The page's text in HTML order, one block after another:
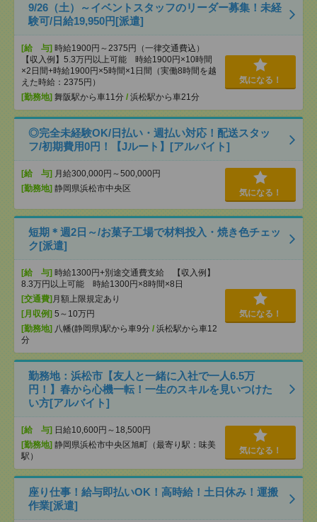
9/26（土）～イベントスタッフのリーダー募集！未経
験可/日給19,950円[派遣]
[給 与] 時給1900円～2375円（一律交通費込）
【収入例】5.3万円以上可能 時給1900円×10時間
×2日間+時給1900円×5時間×1日間（実働8時間を越
えた時給：2375円）
[勤務地] 舞阪駅から車11分 / 浜松駅から車21分
気になる！
◎完全未経験OK/日払い・週払い対応！配送スタッ
フ/初期費用0円！【Jルート】[アルバイト]
[給 与] 月給300,000円～500,000円
[勤務地] 静岡県浜松市中央区 気になる！
短期＊週2日～/お菓子工場で材料投入・焼き色チェッ
ク[派遣]
[給 与] 時給1300円+別途交通費支給 【収入例】
8.3万円以上可能 時給1300円×8時間×8日
[交通費]月額上限規定あり
[月収例] 5～10万円
[勤務地] 八幡(静岡県)駅から車9分 / 浜松駅から車12
分
気になる！
勤務地：浜松市【友人と一緒に入社で一人6.5万
円！】春から心機一転！一生のスキルを見いつけた
い方[アルバイト]
[給 与] 日給10,600円～18,500円
[勤務地] 静岡県浜松市中央区旭町（最寄り駅：味美
駅）
気になる！
座り仕事！給与即払いOK！高時給！土日休み！運搬
作業[派遣]